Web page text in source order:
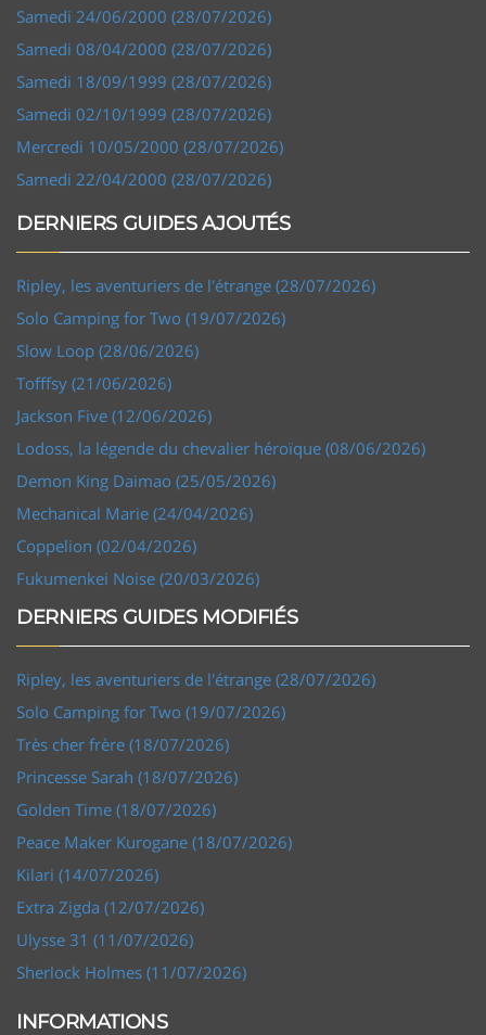
Samedi 24/06/2000 (28/07/2026)
Samedi 08/04/2000 (28/07/2026)
Samedi 18/09/1999 (28/07/2026)
Samedi 02/10/1999 (28/07/2026)
Mercredi 10/05/2000 (28/07/2026)
Samedi 22/04/2000 (28/07/2026)
DERNIERS GUIDES AJOUTÉS
Ripley, les aventuriers de l'étrange (28/07/2026)
Solo Camping for Two (19/07/2026)
Slow Loop (28/06/2026)
Tofffsy (21/06/2026)
Jackson Five (12/06/2026)
Lodoss, la légende du chevalier héroïque (08/06/2026)
Demon King Daimao (25/05/2026)
Mechanical Marie (24/04/2026)
Coppelion (02/04/2026)
Fukumenkei Noise (20/03/2026)
DERNIERS GUIDES MODIFIÉS
Ripley, les aventuriers de l'étrange (28/07/2026)
Solo Camping for Two (19/07/2026)
Très cher frère (18/07/2026)
Princesse Sarah (18/07/2026)
Golden Time (18/07/2026)
Peace Maker Kurogane (18/07/2026)
Kilari (14/07/2026)
Extra Zigda (12/07/2026)
Ulysse 31 (11/07/2026)
Sherlock Holmes (11/07/2026)
INFORMATIONS